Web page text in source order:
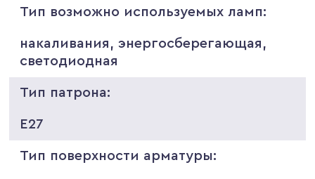
Тип возможно используемых ламп:
накаливания, энергосберегающая,
светодиодная
Тип патрона:
E27
Тип поверхности арматуры: